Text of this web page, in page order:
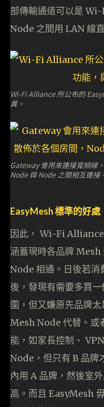
部傳輸通道可以是
Node 之間用 LAN 線
Wi-Fi Alliance 所公布的
異。
Gateway 會用來連接寬頻線
Node 與 Node 之間相互連接
EasyMesh 標準的好處
因此， Wi-Fi
涵蓋現時各品牌 Mesh
Node 相通。日後若
後，發現有需要多買
圍，但又嫌原先品牌
Mesh Node 代替。或
能，如家長控制、
Node，但只有 B 品牌
內用 A 品牌，然後室
高。而且 EasyMesh